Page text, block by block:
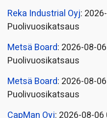
Reka Industrial Oyj:
Puolivuosikatsaus
Metsä Board: 2026-08-
Puolivuosikatsaus
Metsä Board: 2026-08-
Puolivuosikatsaus
CapMan Oyj: 2026-08-06